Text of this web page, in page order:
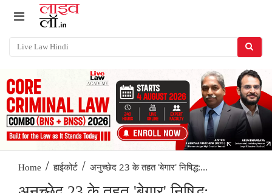
Home / हाईकोर्ट / अनुच्छेद 23 के तहत 'बेगार' निषिद्ध:...